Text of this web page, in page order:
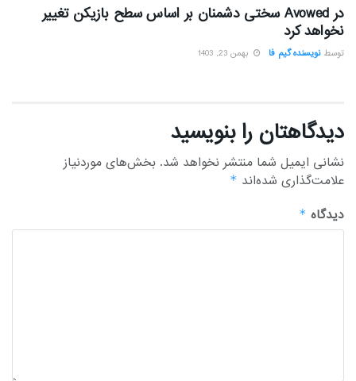
در Avowed سختی دشمنان بر اساس سطح بازیکن تغییر
نخواهد کرد
توسط نویسنده گیم فا بهمن 23, 1403
دیدگاهتان را بنویسید
نشانی ایمیل شما منتشر نخواهد شد. بخش‌های موردنیاز
علامت‌گذاری شده‌اند *
دیدگاه *